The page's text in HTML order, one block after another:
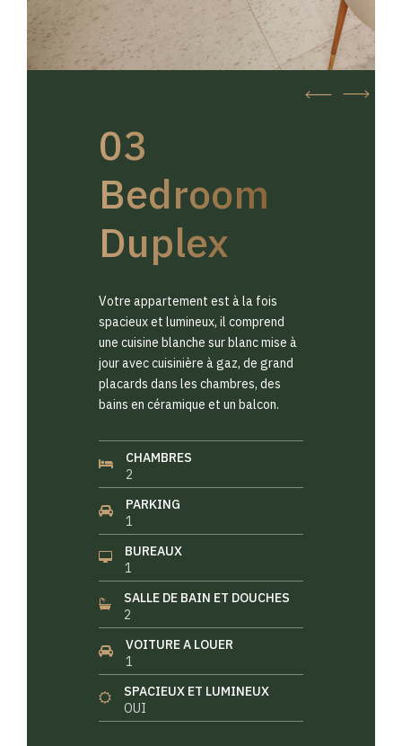
03
Bedroom
Duplex
Votre appartement est à la fois
spacieux et lumineux, il comprend
une cuisine blanche sur blanc mise à
jour avec cuisinière à gaz, de grand
placards dans les chambres, des
bains en céramique et un balcon.
CHAMBRES
2
PARKING
1
BUREAUX
1
SALLE DE BAIN ET DOUCHES
2
VOITURE A LOUER
1
SPACIEUX ET LUMINEUX
OUI